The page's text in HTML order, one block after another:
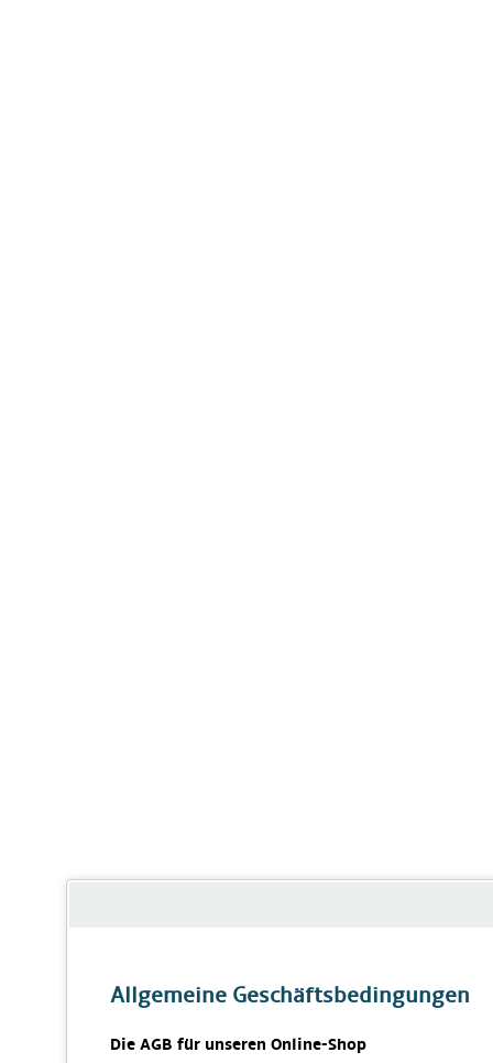
Allgemeine Geschäftsbedingungen
Die AGB für unseren Online-Shop